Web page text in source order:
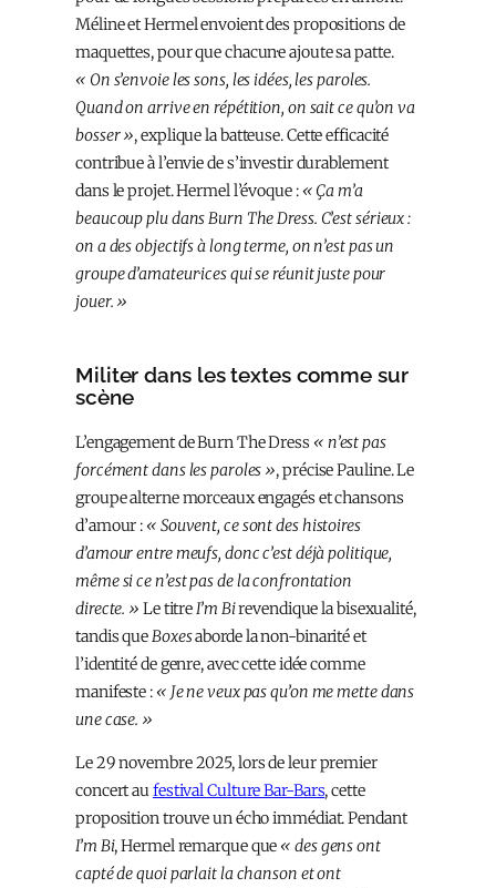
Méline et Hermel envoient des propositions de
maquettes, pour que chacun·e ajoute sa patte.
« On s’envoie les sons, les idées, les paroles.
Quand on arrive en répétition, on sait ce qu’on va
bosser », explique la batteuse. Cette efficacité
contribue à l’envie de s’investir durablement
dans le projet. Hermel l’évoque :« Ça m’a
beaucoup plu dans Burn The Dress. C’est sérieux :
on a des objectifs à long terme, on n’est pas un
groupe d’amateur·ices qui se réunit juste pour
jouer. »
Militer dans les textes comme sur
scène
L’engagement de Burn The Dress « n’est pas
forcément dans les paroles », précise Pauline. Le
groupe alterne morceaux engagés et chansons
d’amour :« Souvent, ce sont des histoires
d’amour entre meufs, donc c’est déjà politique,
même si ce n’est pas de la confrontation
directe. » Le titreI’m Birevendique la bisexualité,
tandis queBoxesaborde la non-binarité et
l’identité de genre, avec cette idée comme
manifeste :« Je ne veux pas qu’on me mette dans
une case. »
Le 29 novembre 2025, lors de leur premier
concert aufestival Culture Bar-Bars, cette
proposition trouve un écho immédiat. Pendant
I’m Bi, Hermel remarque que« des gens ont
capté de quoi parlait la chanson et ont